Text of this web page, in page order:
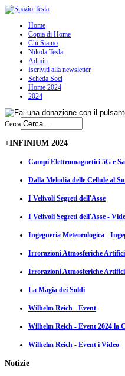
Home
Copia di Home
Chi Siamo
Nikola Tesla
Admin
Iscriviti alla newsletter
Scheda Soci
Home 2024
2024
Cerca
+INFINIUM 2024
Campi Elettromagnetici 5G e
Dalla Melodia delle Cellule al
I Velivoli Segreti dell'Asse
I Velivoli Segreti dell'Asse -
Ingegneria Meteorologica -
Irrorazioni Atmosferiche
Irrorazioni Atmosferiche
La Magia dei Soldi
Wilhelm Reich - Event
Wilhelm Reich - Event 2024 la
Wilhelm Reich - Event i Video
Notizie